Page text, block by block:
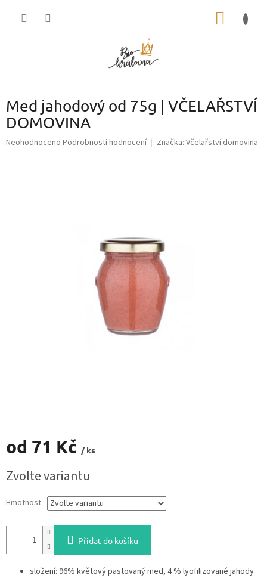
Med jahodový od 75g | VČELAŘSTVÍ
DOMOVINA
Průměrné
Neohodnoceno Podrobnosti hodnocení Značka: Včelařství domovina
od 71 Kč / ks
cena:
Zvolte variantu
Hmotnost
Přidat do košíku
složení: 96% květový pastovaný med, 4 % lyofilizované jahody